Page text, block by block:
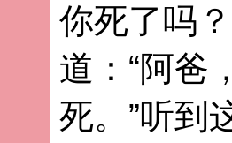
你死了吗
道：“阿爸
死。”听到